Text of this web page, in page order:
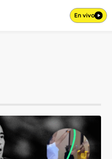
En vivo